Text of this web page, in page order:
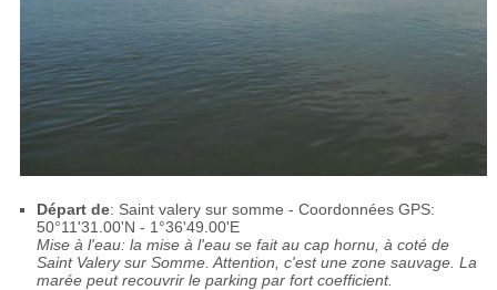
Départ de: Saint valery sur somme - Coordonnées GPS:
50°11'31.00'N - 1°36'49.00'E
Mise à l'eau: la mise à l'eau se fait au cap hornu, à coté de
Saint Valery sur Somme. Attention, c'est une zone sauvage. La
marée peut recouvrir le parking par fort coefficient.